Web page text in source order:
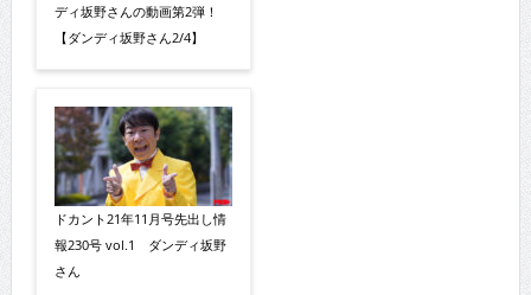
ディ坂野さんの動画第2弾！
【ダンディ坂野さん2/4】
ドカント21年11月号先出し情
報230号 vol.1 ダンディ坂野
さん